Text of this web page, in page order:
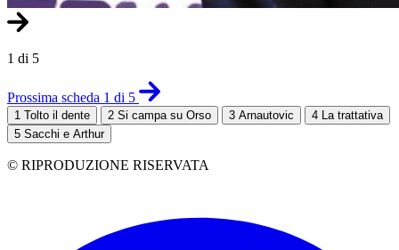
1 di 5
Prossima scheda 1 di 5
1 Tolto il dente 2 Si campa su Orso 3 Arnautovic 4
La trattativa
5 Sacchi e Arthur
© RIPRODUZIONE RISERVATA